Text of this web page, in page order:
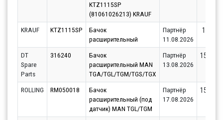
KTZ1115SP
(81061026213) KRAUF
KRAUF KTZ1115SP
Бачок
расширительный
Партнёр
11.08.2026
DT
Spare
Parts
316240
Бачок
расширительный MAN
TGA/TGL/TGM/TGS/TGX
Партнёр
13.08.2026
ROLLING RM050018
Бачок
расширительный (под
датчик) MAN TGL/TGM
Партнёр
17.08.2026